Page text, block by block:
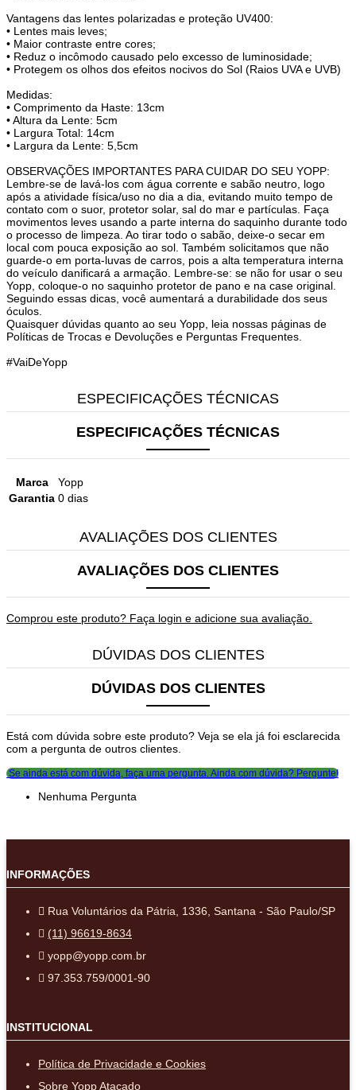
Vantagens das lentes polarizadas e proteção UV400:
• Lentes mais leves;
• Maior contraste entre cores;
• Reduz o incômodo causado pelo excesso de luminosidade;
• Protegem os olhos dos efeitos nocivos do Sol (Raios UVA e UVB)
Medidas:
• Comprimento da Haste: 13cm
• Altura da Lente: 5cm
• Largura Total: 14cm
• Largura da Lente: 5,5cm
OBSERVAÇÕES IMPORTANTES PARA CUIDAR DO SEU YOPP:
Lembre-se de lavá-los com água corrente e sabão neutro, logo
após a atividade física/uso no dia a dia, evitando muito tempo de
contato com o suor, protetor solar, sal do mar e partículas. Faça
movimentos leves usando a parte interna do saquinho durante todo
o processo de limpeza. Ao tirar todo o sabão, deixe-o secar em
local com pouca exposição ao sol. Também solicitamos que não
guarde-o em porta-luvas de carros, pois a alta temperatura interna
do veículo danificará a armação. Lembre-se: se não for usar o seu
Yopp, coloque-o no saquinho protetor de pano e na case original.
Seguindo essas dicas, você aumentará a durabilidade dos seus
óculos.
Quaisquer dúvidas quanto ao seu Yopp, leia nossas páginas de
Políticas de Trocas e Devoluções e Perguntas Frequentes.
#VaiDeYopp
ESPECIFICAÇÕES TÉCNICAS
ESPECIFICAÇÕES TÉCNICAS
Marca
Yopp
Garantia 0 dias
AVALIAÇÕES DOS CLIENTES
AVALIAÇÕES DOS CLIENTES
Comprou este produto? Faça login e adicione sua avaliação.
DÚVIDAS DOS CLIENTES
DÚVIDAS DOS CLIENTES
Está com dúvida sobre este produto? Veja se ela já foi esclarecida
com a pergunta de outros clientes.
Se ainda está com dúvida, faça uma pergunta. Ainda com dúvida? Pergunte!
Nenhuma Pergunta
INFORMAÇÕES
Rua Voluntários da Pátria, 1336, Santana - São Paulo/SP
(11) 96619-8634
yopp@yopp.com.br
97.353.759/0001-90
INSTITUCIONAL
Política de Privacidade e Cookies
Sobre Yopp Atacado